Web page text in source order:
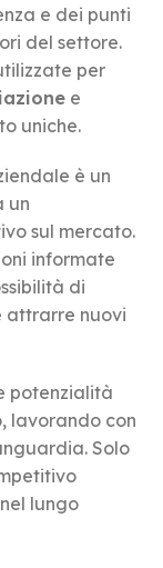
e dei punti
del settore.
per
e
uniche.
è un
un
sul mercato.
informate
di
attrarre nuovi
potenzialità
lavorando con
Solo
lungo